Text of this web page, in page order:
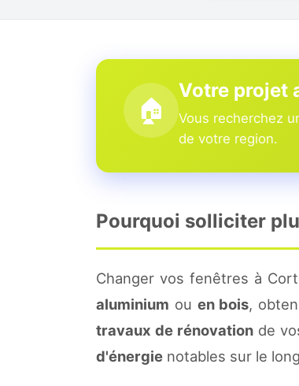
🏠
Votre projet
Vous recherchez
de votre region.
Pourquoi solliciter
Changer vos fenêtres à
aluminium ou en bois,
travaux de rénovationde
d'énergie notables sur le